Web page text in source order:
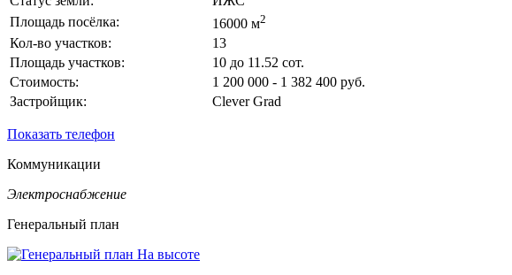
Площадь посёлка:
16000 м2
Кол-во участков:
13
Площадь участков:
10 до 11.52 сот.
Стоимость:
1 200 000 - 1 382 400 руб.
Застройщик:
Clever Grad
Показать телефон
Коммуникации
Электроснабжение
Генеральный план